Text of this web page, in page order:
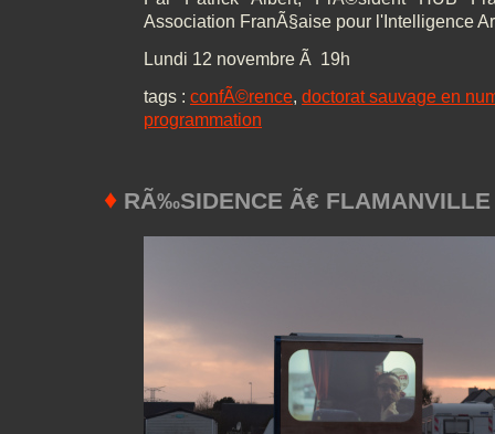
Association FranÃ§aise pour l'Intelligence
Lundi 12 novembre Ã 19h
tags : confÃ©rence, doctorat sauvage en
programmation
♦ RÃ‰SIDENCE Ã€ FLAMANVILLE